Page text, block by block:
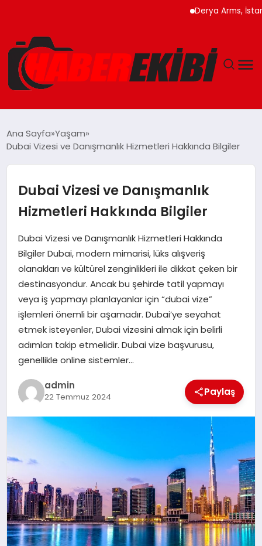
Derya Arms, İstanbul
EĞITIM
EKONOMI
SPOR
YAŞAM
Ana Sayfa Yaşam
Dubai Vizesi ve Danışmanlık Hizmetleri Hakkında Bilgiler
Dubai Vizesi ve Danışmanlık
Hizmetleri Hakkında Bilgiler
Dubai Vizesi ve Danışmanlık Hizmetleri Hakkında
Bilgiler Dubai, modern mimarisi, lüks alışveriş
olanakları ve kültürel zenginlikleri ile dikkat çeken bir
destinasyondur. Ancak bu şehirde tatil yapmayı
veya iş yapmayı planlayanlar için “dubai vize”
işlemleri önemli bir aşamadır. Dubai’ye seyahat
etmek isteyenler, Dubai vizesini almak için belirli
adımları takip etmelidir. Dubai vize başvurusu,
genellikle online sistemler…
admin
22 Temmuz 2024 Paylaş